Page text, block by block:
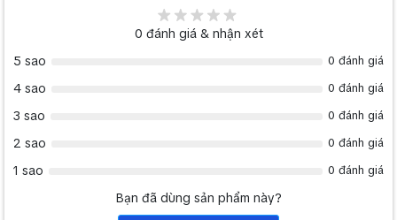
0 đánh giá & nhận xét
5 sao
0 đánh giá
4 sao 0 đánh giá
3 sao 0 đánh giá
2 sao 0 đánh giá
1 sao 0 đánh giá
Bạn đã dùng sản phẩm này?